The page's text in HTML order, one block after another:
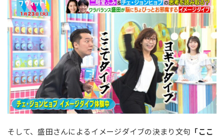
そして、盛田さんによるイメージダイブの決まり文句 「ここ